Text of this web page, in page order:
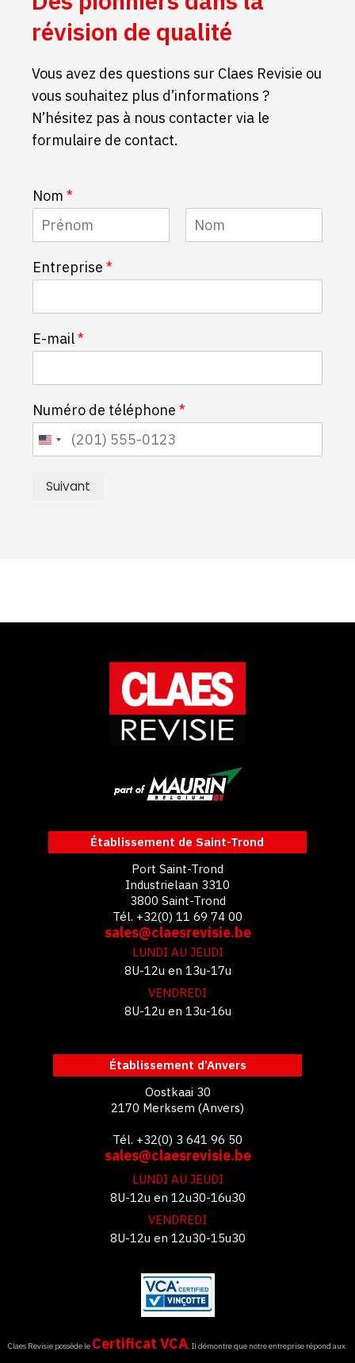
révision de qualité
Vous avez des questions sur Claes Revisie ou
vous souhaitez plus d’informations ?
N’hésitez pas à nous contacter via le
formulaire de contact.
Nom *
r
m
Entreprise *
E-mail*
Numéro de téléphone *
Suivant
Établissement de Saint-Trond
Port Saint-Trond
Industrielaan 3310
3800 Saint-Trond
Tél. +32(0) 11 69 74 00
sales@claesrevisie.be
LUNDI AU JEUDI
8U-12u en 13u-17u
VENDREDI
8U-12u en 13u-16u
Établissement d’Anvers
Oostkaai 30
2170 Merksem (Anvers)
Tél. +32(0) 3 641 96 50
sales@claesrevisie.be
LUNDI AU JEUDI
8U-12u en 12u30-16u30
VENDREDI
8U-12u en 12u30-15u30
Claes Revisie possède le Certificat VCA. Il démontre que notre entreprise répond aux